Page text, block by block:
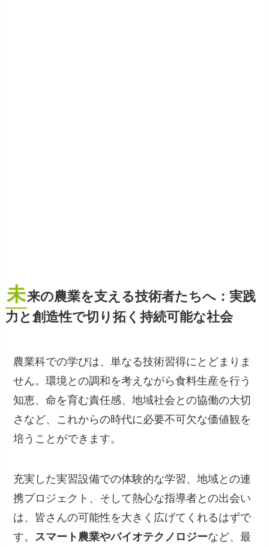
未来の農業を支える技術者たちへ：実践
力と創造性で切り拓く持続可能な社会
農業科での学びは、単なる技術習得にとどまりま
せん。環境との調和を考えながら食料生産を行う
知恵、命を育む責任感、地域社会との協働の大切
さなど、これからの時代に必要不可欠な価値観を
培うことができます。
充実した実習設備での体験的な学習、地域との連
携プロジェクト、そして熱心な指導者との出会い
は、皆さんの可能性を大きく広げてくれるはずで
す。 スマート農業やバイオテクノロジーなど、最